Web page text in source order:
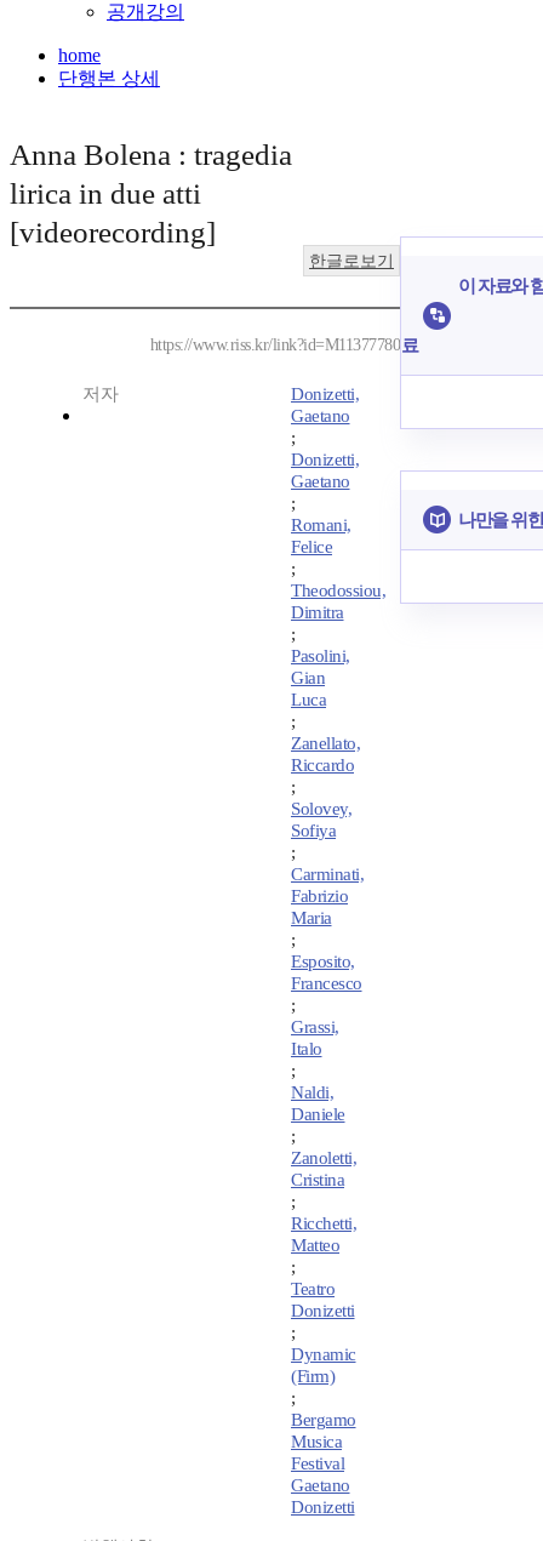
공개강의
home
단행본 상세
Anna Bolena : tragedia
lirica in due atti
[videorecording]
한글로보기
https://www.riss.kr/link?id=M11377780
저자
Donizetti,
Gaetano
;
Donizetti,
Gaetano
;
Romani,
Felice
;
Theodossiou,
Dimitra
;
Pasolini,
Gian
Luca
;
Zanellato,
Riccardo
;
Solovey,
Sofiya
;
Carminati,
Fabrizio
Maria
;
Esposito,
Francesco
;
Grassi,
Italo
;
Naldi,
Daniele
;
Zanoletti,
Cristina
;
Ricchetti,
Matteo
;
Teatro
Donizetti
;
Dynamic
(Firm)
;
Bergamo
Musica
Festival
Gaetano
Donizetti
이 자료와
료
나만을 위